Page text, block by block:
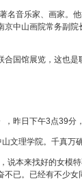
名音乐家、画家。
中山画院常务副
国馆展览，这也是
昨日下午3点39分
文理学院。千真万
说本来找好的女模
已。已经有不少